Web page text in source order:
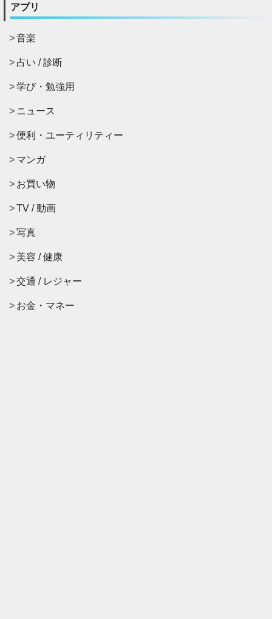
アプリ
音楽
占い / 診断
学び・勉強用
ニュース
便利・ユーティリティー
マンガ
お買い物
TV / 動画
写真
美容 / 健康
交通 / レジャー
お金・マネー